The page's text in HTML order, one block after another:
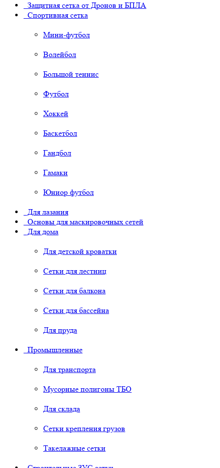
Защитная сетка от Дронов и БПЛА
Спортивная сетка
Мини-футбол
Волейбол
Большой теннис
Футбол
Хоккей
Баскетбол
Гандбол
Гамаки
Юниор футбол
Для лазания
Основы для маскировочных сетей
Для дома
Для детской кроватки
Сетки для лестниц
Сетки для балкона
Сетки для бассейна
Для пруда
Промышленные
Для транспорта
Мусорные полигоны ТБО
Для склада
Сетки крепления грузов
Такелажные сетки